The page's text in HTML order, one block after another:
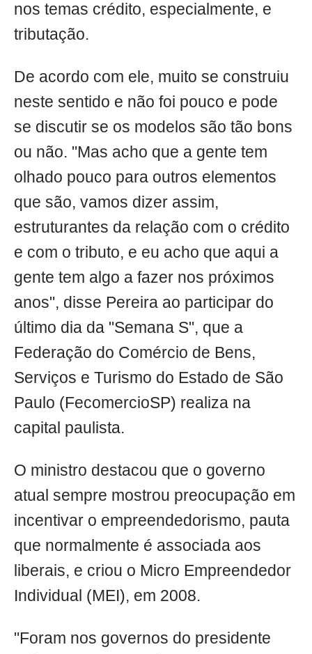
nos temas crédito, especialmente, e
tributação.
De acordo com ele, muito se construiu
neste sentido e não foi pouco e pode
se discutir se os modelos são tão bons
ou não. "Mas acho que a gente tem
olhado pouco para outros elementos
que são, vamos dizer assim,
estruturantes da relação com o crédito
e com o tributo, e eu acho que aqui a
gente tem algo a fazer nos próximos
anos", disse Pereira ao participar do
último dia da "Semana S", que a
Federação do Comércio de Bens,
Serviços e Turismo do Estado de São
Paulo (FecomercioSP) realiza na
capital paulista.
O ministro destacou que o governo
atual sempre mostrou preocupação em
incentivar o empreendedorismo, pauta
que normalmente é associada aos
liberais, e criou o Micro Empreendedor
Individual (MEI), em 2008.
"Foram nos governos do presidente